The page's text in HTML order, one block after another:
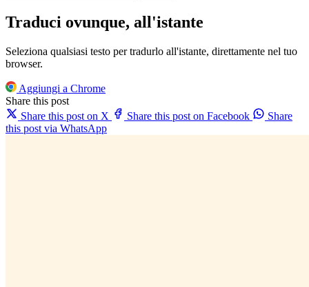
Traduci ovunque, all'istante
Seleziona qualsiasi testo per tradurlo all'istante, direttamente nel tuo
browser.
Aggiungi a Chrome
Share this post
Share this post on X
Share this post on Facebook
Share
this post via WhatsApp